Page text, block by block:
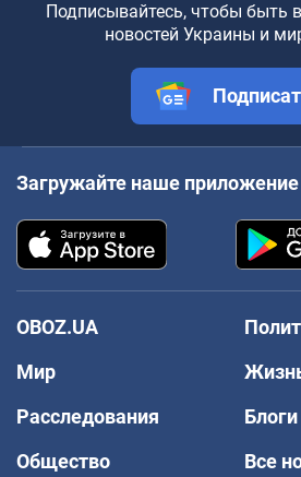
Подписывайтесь, чтобы быть
новостей Украины и
Загружайте наше приложение
OBOZ.UA
Мир
Расследования
Блоги
Общество
Все